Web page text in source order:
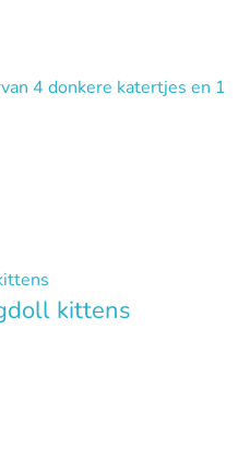
4 donkere katertjes en 1
kittens